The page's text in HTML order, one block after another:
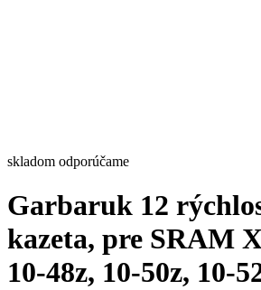
skladom odporúčame
Garbaruk 12
kazeta, pre SRAM
10-48z, 10-50z, 10-